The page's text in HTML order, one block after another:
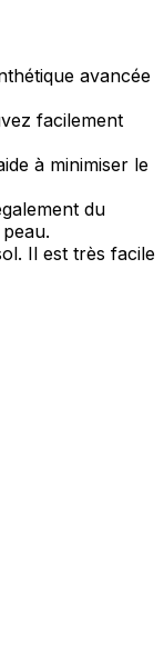
avancée
facilement
à minimiser le
du
Il est très facile